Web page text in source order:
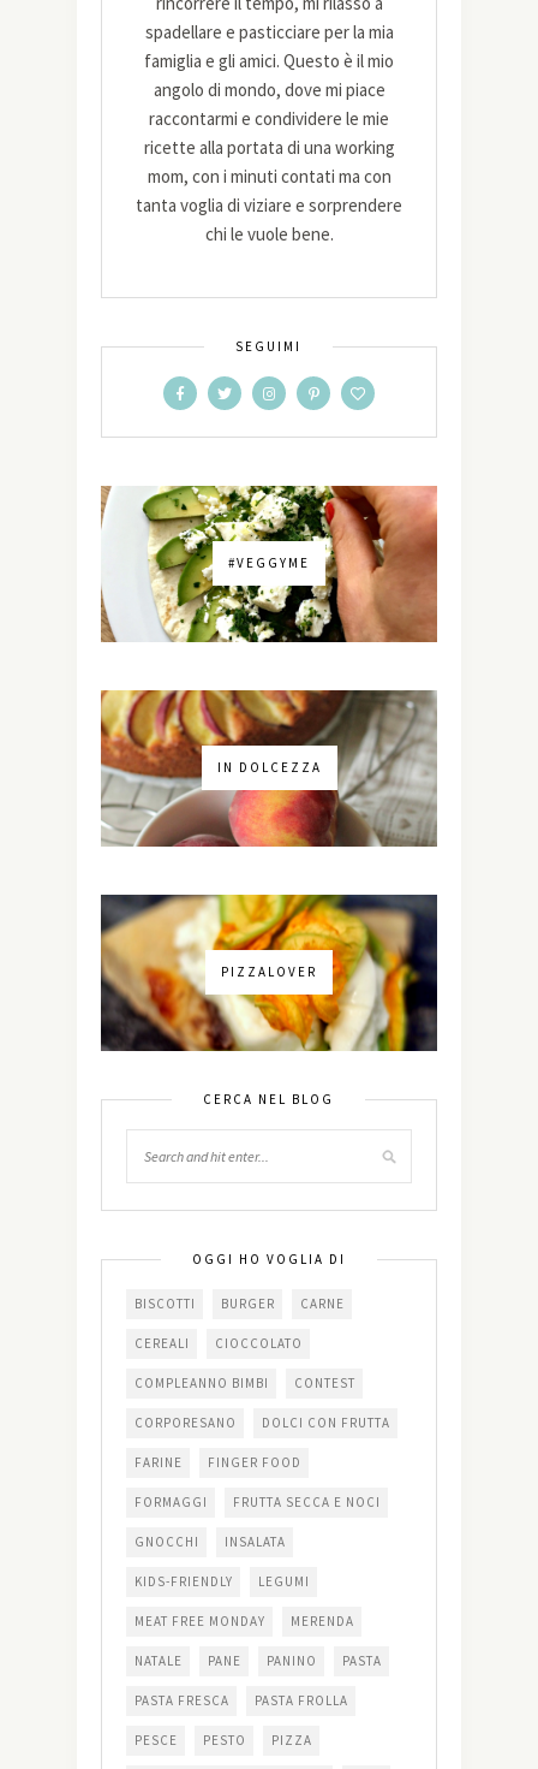
spadellare e pasticciare per la mia
famiglia e gli amici. Questo è il mio
angolo di mondo, dove mi piace
raccontarmi e condividere le mie
ricette alla portata di una working
mom, con i minuti contati ma con
tanta voglia di viziare e sorprendere
chi le vuole bene.
SEGUIMI
#VEGGYME
IN DOLCEZZA
PIZZALOVER
CERCA NEL BLOG
OGGI HO VOGLIA DI
BISCOTTI BURGER CARNE
CEREALI CIOCCOLATO
COMPLEANNO BIMBI CONTEST
CORPORESANO DOLCI CON FRUTTA
FARINE FINGER FOOD
FORMAGGI FRUTTA SECCA E NOCI
GNOCCHI INSALATA
KIDS-FRIENDLY LEGUMI
MEAT FREE MONDAY MERENDA
NATALE PANE PANINO PASTA
PASTA FRESCA PASTA FROLLA
PESCE PESTO PIZZA